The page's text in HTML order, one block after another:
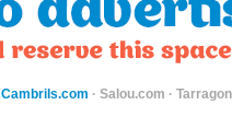
Cambrils.com · Salou.com ·